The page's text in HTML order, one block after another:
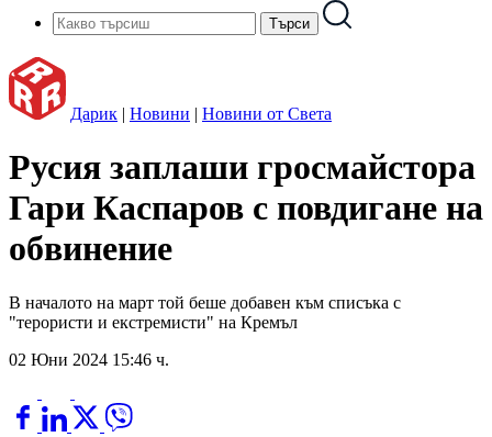
Дарик | Новини | Новини от Света
Русия заплаши гросмайстора
Гари Каспаров с повдигане на
обвинение
В началото на март той беше добавен към списъка с
"терористи и екстремисти" на Кремъл
02 Юни 2024 15:46 ч.